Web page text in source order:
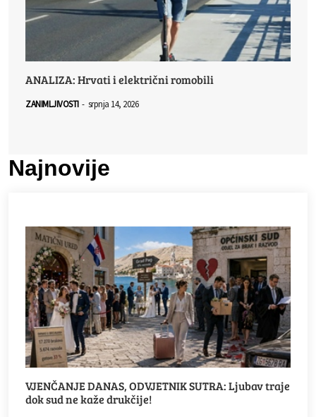
ANALIZA: Hrvati i električni romobili
ZANIMLJIVOSTI - srpnja 14, 2026
Najnovije
VJENČANJE DANAS, ODVJETNIK SUTRA: Ljubav traje
dok sud ne kaže drukčije!